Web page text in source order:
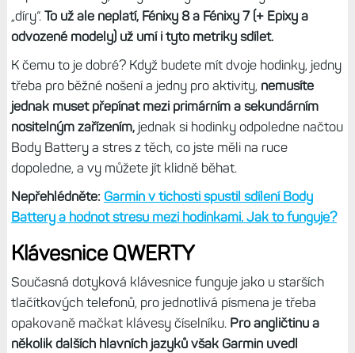
„díry“. To už ale neplatí, Fénixy 8 a Fénixy 7 (+ Epixy a
odvozené modely) už umí i tyto metriky sdílet.
K čemu to je dobré? Když budete mít dvoje hodinky, jedny
třeba pro běžné nošení a jedny pro aktivity, nemusíte
jednak muset přepínat mezi primárním a sekundárním
nositelným zařízením,jednak si hodinky odpoledne načtou
Body Battery a stres z těch, co jste měli na ruce
dopoledne, a vy můžete jít klidně běhat.
Nepřehlédněte: Garmin v tichosti spustil sdílení Body
Battery a hodnot stresu mezi hodinkami. Jak to funguje?
Klávesnice QWERTY
Současná dotyková klávesnice funguje jako u starších
tlačítkových telefonů, pro jednotlivá písmena je třeba
opakovaně mačkat klávesy číselníku. Pro angličtinu a
několik dalších hlavních jazyků však Garmin uvedl